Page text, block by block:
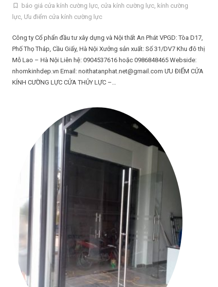
báo giá cửa kính cường lực, cửa kính cường lực, kính cường
lực, Ưu điểm cửa kính cường lực
Công ty Cổ phẩn đầu tư xây dựng và Nội thất An Phát VPGD: Tòa D17,
Phố Thọ Tháp, Cầu Giấy, Hà Nội Xưởng sản xuất: Số 31/DV7 Khu đô thị
Mỗ Lao – Hà Nội Liên hệ: 0904537616 hoặc 0986848465 Webside:
nhomkinhdep.vn Email: noithatanphat.net@gmail.com ƯU ĐIỂM CỬA
KÍNH CƯỜNG LỰC CỬA THỦY LỰC –…